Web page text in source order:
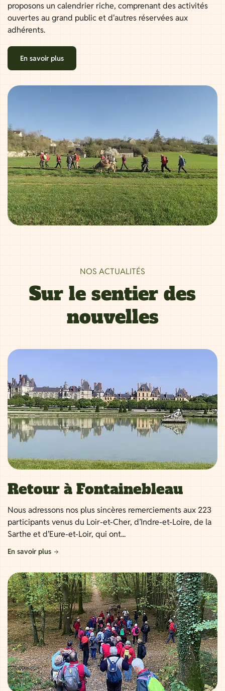
proposons un calendrier riche, comprenant des activités
ouvertes au grand public et d'autres réservées aux
adhérents.
En savoir plus
NOS ACTUALITÉS
Sur le sentier des
nouvelles
Retour à Fontainebleau
Nous adressons nos plus sincères remerciements aux 223
participants venus du Loir-et-Cher, d’Indre-et-Loire, de la
Sarthe et d’Eure-et-Loir, qui ont...
En savoir plus